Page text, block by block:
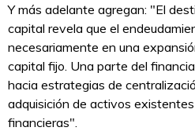
Y más adelante agregan: "El
capital revela que el
necesariamente en una
capital fijo. Una parte del
hacia estrategias de
adquisición de activos
financieras".